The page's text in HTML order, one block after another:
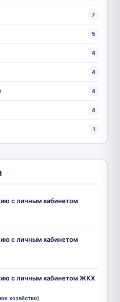
7
5
4
4
4
4
1
с личным кабинетом
с личным кабинетом
с личным кабинетом ЖКХ
хозяйство)